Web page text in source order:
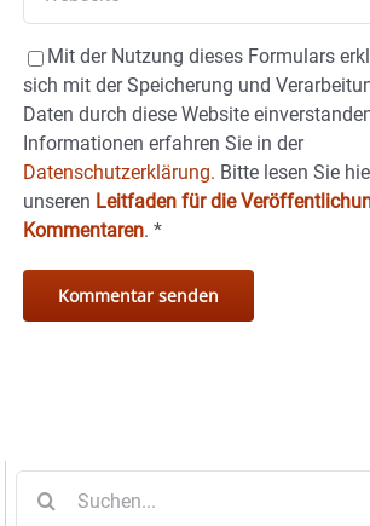
Mit der Nutzung dieses Formulars
sich mit der Speicherung und
Daten durch diese Website
Informationen erfahren Sie in der
Datenschutzerklärung. Bitte lesen Sie
unseren Leitfaden für die
Kommentaren. *
nach: